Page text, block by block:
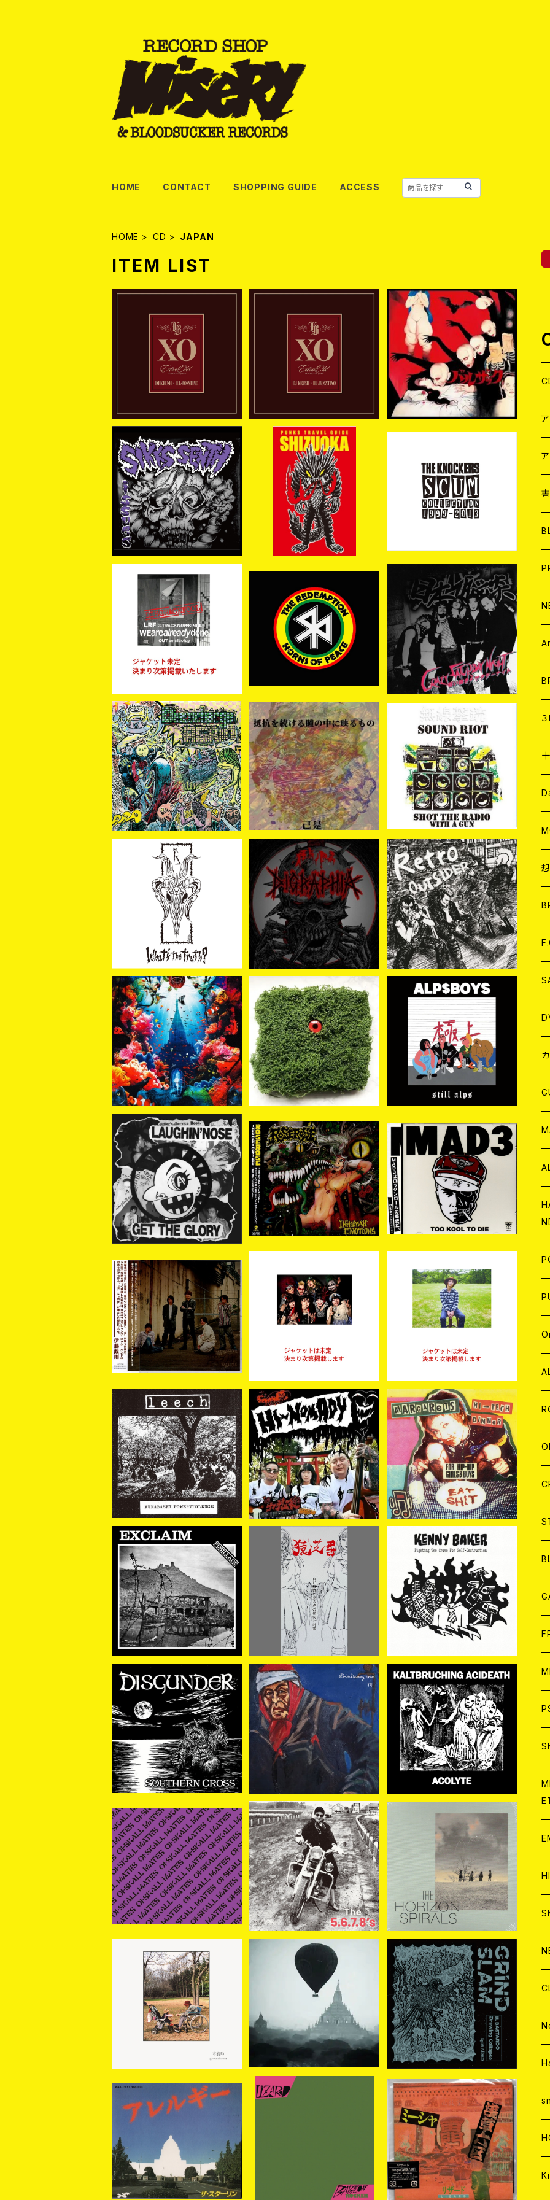
HOME CONTACT SHOPPING GUIDE ACCESS
HOME CD JAPAN
ITEM LIST
[予約商品] DJ KRUSH x I
LL-BOSSTINO / XO (C
D)(通常盤) 2026年8月5
日発売！
¥3,850
[予約商品] DJ KRUSH x I
LL-BOSSTINO / XO (2C
D)(限定盤) 2026年08月
05日発売！
¥5,500
[新入荷]BALZAC / DARK
-ISM -20th Anniversar
y Compilation- (2CD)
¥4,500
[新入荷] SIKKSSENTH /
issues (CD-R)
¥1,400
[新入荷] V.A. / PUNKS T
RAVEL GUIDE SHIZUOK
A (CD)
¥2,200
[新入荷] THE KNOCKER
S 『SCUM COLLECTION
1999～2013』(2xCD)
¥3,500
【予約商品】LRF / WE ARE
ALREADY DONE (CD)
【8月15日発売】
¥1,300
[新規入荷] THE REDEMP
TION / HORNS OF PEA
CE (CD＋DVD)
¥4,070
[新入荷] 日本脳炎 / 狂い咲
きサタデーナイト(CD)
¥2,800
[予約商品] V.A / Discoch
arge….again (CD) 202
6年８月下旬 発売予定
¥2,530
予約商品
【新入荷】己是 / 抵抗を続け
る瞳の中に映るもの (CD)
¥2,200
【予約商品】SHOT THE R
ADIO WITH A GUN / SO
UND RIOT (CD)【8月８日
発売】
¥2,500
IZ / What's the truth?
(CD)
¥1,650
【予約商品】DIGRAPHIA /
狂気ノ因果 (CD) 【8月19日
発売】
¥2,530
予約商品
【予約商品】OUTSIDER /
RETRO (CD)【8月19日発
売】
¥2,530
予約商品
[新入荷] AUTO-MOD - I
n The Wake Of KING A
UTO-MOD（CD+DVD/初
回限定盤）
¥5,500
[予約商品] 老人の仕事 / D
oom in the Forest (2xC
D/再緑盤: 2nd Planting)
2026年8月28日(金)
¥4,400
予約商品
【新入荷】ALP$BOY / still
alps (CD)
¥2,200
[新入荷] LAUGHIN' NOS
E "GET THE GLORY" (C
D)
¥1,650
【新入荷】ROSEROSE / IN
HUMAN EMOTIONS (C
D)
¥3,300
SOLD OUT
【新入荷】MAD3 / TOO K
OOL TO DIE (2CD)
¥3,300
SOLD OUT
【新入荷】曇ヶ原 / 幻日夢(C
D)
¥3,000
【予約商品】流血ブリザード
VS 人畜乱弾 / いてこまし爆
予約商品
【予約商品】SUZZY -須藤
慈郎- / 夢で逢えたら (CD)
予約商品
[新入荷] leech / FUNAB
ASHI POWERVIOLENC
E (CD)
¥1,870
【新入荷】Hi-NOMADY /
ヤナムヌ Hi-NOMADY(C
D)
¥2,530
SOLD OUT
The MARGAReTS / HI-
TECH DINNER (COLLE
CTION) (CD) 2026年7
月下旬～8月頃入荷予定!!
¥3,300
SOLD OUT
[予約商品] EXCLAIM(80
s AKITA) / FUSILLADE
(CD) 2026年7月下旬～8
月頃入荷予定!!
¥3,300
SOLD OUT
[新入荷] 猿芝居 / 自己殺戮
に至る病の傾向と対策 (8c
m CD)
¥1,650
[新入荷] KENNY BAKER
/ FIGHTING THE CRAVE
FOR SELF-DESTRUCTI
ON (CD)
¥2,200
[新入荷] DISGUNDER /S
OUTHERN CROSS (CD)
¥3,080
[新入荷] Discharming
man / 街 (CD)
¥3,300
[新入荷] KALTBRUCHIN
G ACIDEATH / ACOLYT
E (CD)
¥1,800
【新入荷】Oi-SKALL MAT
ES / 粋悪狂音楽 II (CD)
¥3,500
SOLD OUT
【新入荷】THE 5.6.7.8’s /
Run Run Run (CD)
¥2,420
【新入荷】OOIOO // Light
ning Bolt / THE HORIZ
ON SPIRALS//THE HOR
IZON VIRAL (CD)
¥3,080
gyouninven ギョウニンベ
ン / 本能動 (CD)
¥3,500
【新入荷】SLIGHT SLAPP
ERS / CUT OFF CHAINS
(2CD)
¥2,200
[新入荷] Drawing Collap
se//IL BASTARDO / GRI
ND SLAM (CD)
¥1,650
FUN (CD)
¥1,320
LIZARD リザード / 浅草六
区 (CD)
¥1,650
７
LP
CD
CD
CD
CD